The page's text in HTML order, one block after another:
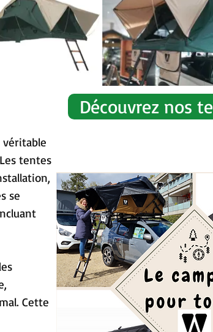
Découvrez nos
véritable
tentes
se
Cette